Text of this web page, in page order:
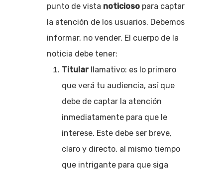
punto de vista noticioso para captar
la atención de los usuarios. Debemos
informar, no vender. El cuerpo de la
noticia debe tener:
Titular llamativo: es lo primero
que verá tu audiencia, así que
debe de captar la atención
inmediatamente para que le
interese. Este debe ser breve,
claro y directo, al mismo tiempo
que intrigante para que siga